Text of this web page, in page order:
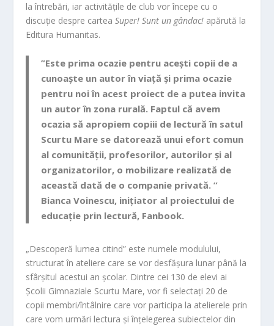
la întrebări, iar activitățile de club vor începe cu o
discuție despre carteaSuper! Sunt un gândac! apărută la
Editura Humanitas.
”Este prima ocazie pentru acești copii de a
cunoaște un autor în viață și prima ocazie
pentru noi în acest proiect de a putea invita
un autor în zona rurală. Faptul că avem
ocazia să apropiem copiii de lectură în satul
Scurtu Mare se datorează unui efort comun
al comunității, profesorilor, autorilor și al
organizatorilor, o mobilizare realizată de
această dată de o companie privată. ”
Bianca Voinescu, inițiator al proiectului de
educație prin lectură, Fanbook.
„Descoperă lumea citind” este numele modulului,
structurat în ateliere care se vor desfășura lunar până la
sfârșitul acestui an școlar. Dintre cei 130 de elevi ai
Școlii Gimnaziale Scurtu Mare, vor fi selectați 20 de
copii membri/întâlnire care vor participa la atelierele prin
care vom urmări lectura și înțelegerea subiectelor din